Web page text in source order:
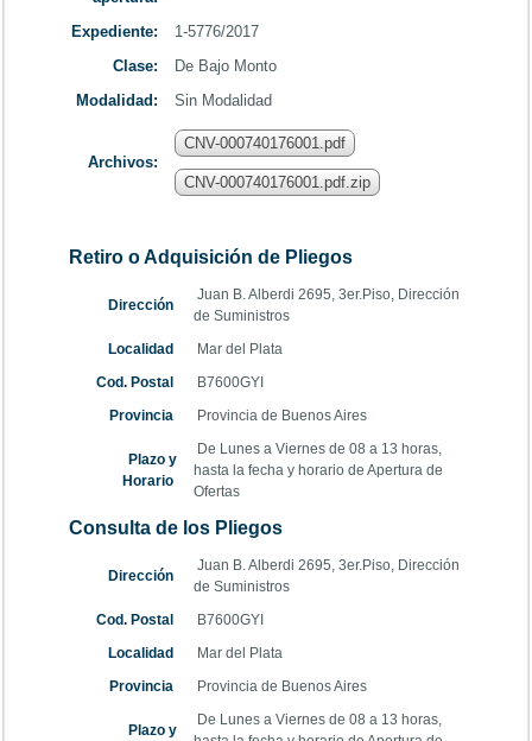
Expediente:
1-5776/2017
Clase:
De Bajo Monto
Modalidad:
Sin Modalidad
Archivos:
CNV-000740176001.pdf
CNV-000740176001.pdf.zip
Retiro o Adquisición de Pliegos
Dirección
Juan B. Alberdi 2695, 3er.Piso, Dirección
de Suministros
Localidad
Mar del Plata
Cod. Postal
B7600GYI
Provincia
Provincia de Buenos Aires
Plazo y
Horario
De Lunes a Viernes de 08 a 13 horas,
hasta la fecha y horario de Apertura de
Ofertas
Consulta de los Pliegos
Dirección
Juan B. Alberdi 2695, 3er.Piso, Dirección
de Suministros
Cod. Postal
B7600GYI
Localidad
Mar del Plata
Provincia
Provincia de Buenos Aires
Plazo y
De Lunes a Viernes de 08 a 13 horas,